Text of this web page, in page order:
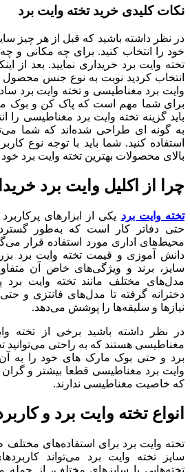
نکات کلیدی خرید تخته وایت برد
در نظر داشته باشید که قبل از هر چیز
خود را انتخاب کنید. برای چه مکانی و
تخته وایت برد خریداری نمایید. بعد از
انتخاب کردید نوبت به نوع جنس محصول
وایت برد مغناطیسی و تخته وایت برد
برای شما مهم است که پاک کن و بوک
باید گزینه تخته وایت برد مغناطیسی را
به گونه ای طراحی شده‌اند که شما
استفاده کنید. شما باید با توجه نوع
بالای محصولات بهترین تخته وایت برد خود
چرا از اکلیل وایت برد
تخته وایت برد یکی از ابزارهای
حتی دفاتر کار است که به‌طور
محیط‌های اداری مورد استفاده قرار
دانش آموزی و قیمت تخته وایت برد
سایز، برند و ویژگی‌های خاص آن
مدل‌های مختلف مانند تخته وایت برد
نیازها و سلیقه‌ها را پوشش می‌دهد.
در نظر داشته باشید برخی از تخته
مغناطیسی هستند که به راحتی می‌توانید
برد و حتی بوک مارک های خود را به
وایت برد مغناطیسی قطعا بیشتر و
که خاصیت مغناطیسی ندارند.
انواع تخته وایت برد و
تخته وایت برد برای استفاده‌های
سایز تخته وایت برد می‌تواند
تخته‌هایی با سایزهای مختلف، از